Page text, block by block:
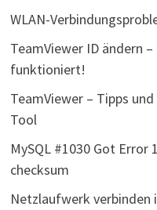
WLAN-
TeamViewer ID ändern
funktioniert!
TeamViewer – Tipps
Tool
MySQL #1030 Got Error
checksum
Netzlaufwerk verbinden